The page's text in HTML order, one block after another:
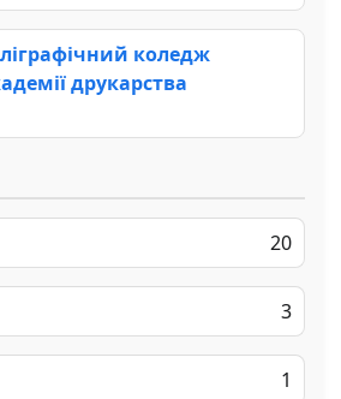
коледж
друкарства
20
3
1